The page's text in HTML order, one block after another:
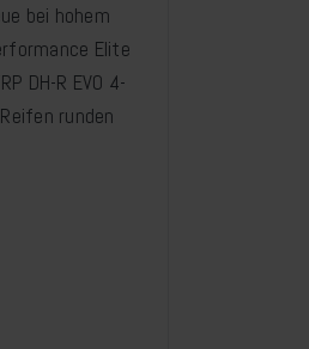
bei hohem
Elite
DH-R EVO 4-
runden